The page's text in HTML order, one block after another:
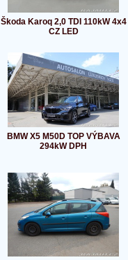
Škoda Karoq 2,0 TDI 110kW 4x4
CZ LED
BMW X5 M50D TOP VÝBAVA
294kW DPH